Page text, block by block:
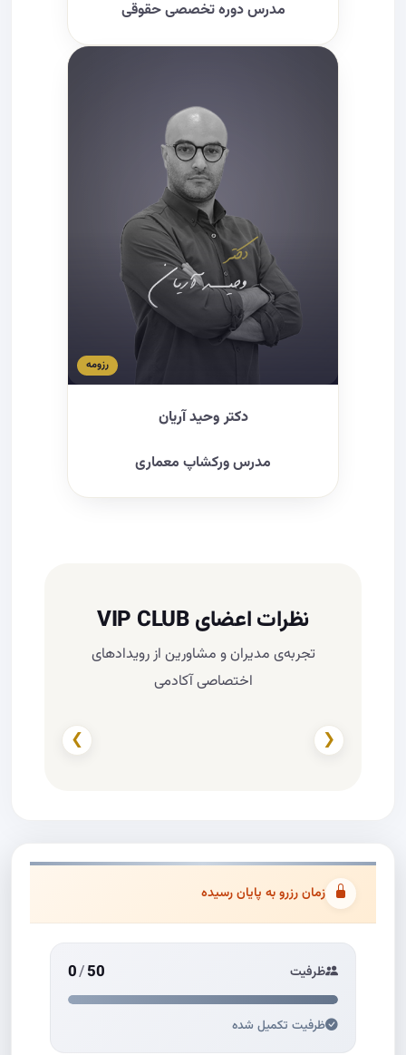
مدرس دوره تخصصی حقوقی
رزومه
دکتر وحید آریان
مدرس ورکشاپ معماری
نظرات اعضای VIP CLUB
تجربه‌ی مدیران و مشاورین از رویدادهای
اختصاصی آکادمی
❮
❯
زمان رزرو به پایان رسیده
ظرفیت 0/50
ظرفیت تکمیل شده